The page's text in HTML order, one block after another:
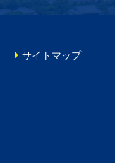
サイトマップ